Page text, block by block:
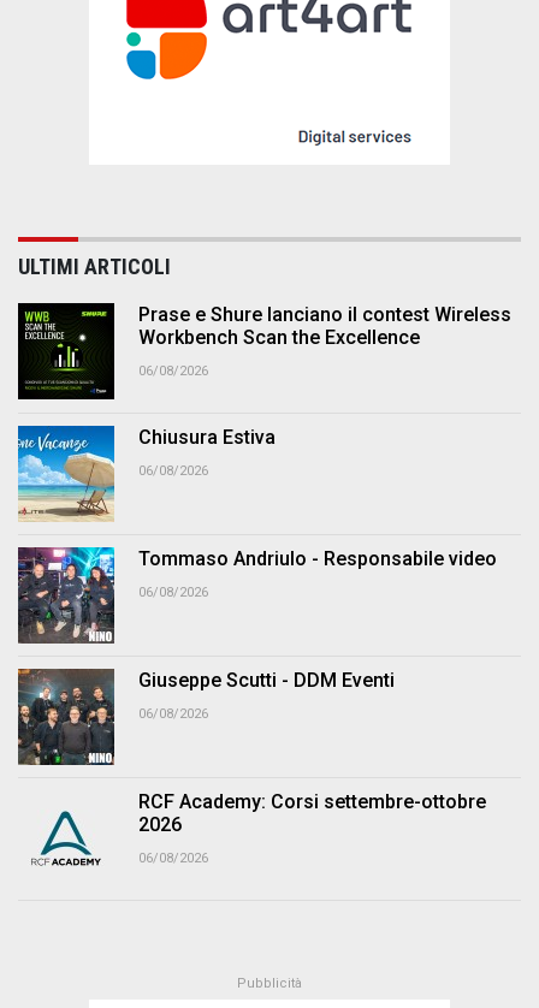
ULTIMI ARTICOLI
Prase e Shure lanciano il contest Wireless
Workbench Scan the Excellence
06/08/2026
Chiusura Estiva
06/08/2026
Tommaso Andriulo - Responsabile video
06/08/2026
Giuseppe Scutti - DDM Eventi
06/08/2026
RCF Academy: Corsi settembre-ottobre
2026
06/08/2026